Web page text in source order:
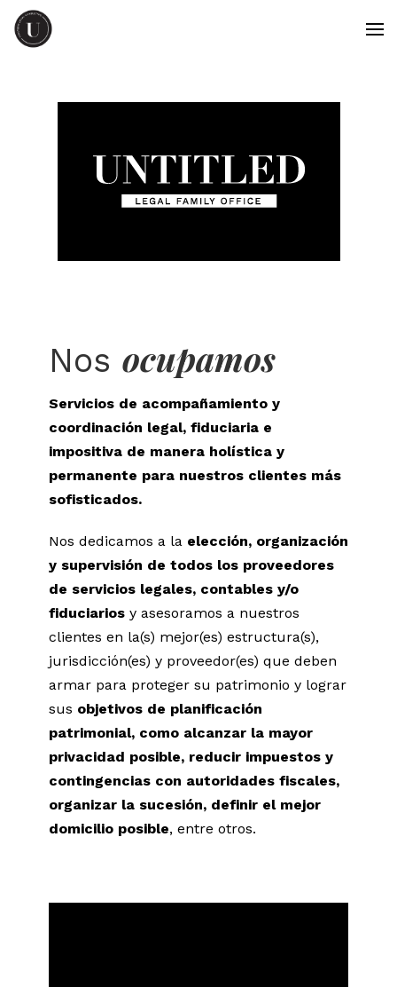
Nos ocupamos
Servicios de acompañamiento y
coordinación legal, fiduciaria e
impositiva de manera holística y
permanente para nuestros clientes más
sofisticados.
Nos dedicamos a la elección, organización
y supervisión de todos los proveedores
de servicios legales, contables y/o
fiduciarios y asesoramos a nuestros
clientes en la(s) mejor(es) estructura(s),
jurisdicción(es) y proveedor(es) que deben
armar para proteger su patrimonio y lograr
sus objetivos de planificación
patrimonial, como alcanzar la mayor
privacidad posible, reducir impuestos y
contingencias con autoridades fiscales,
organizar la sucesión, definir el mejor
domicilio posible, entre otros.